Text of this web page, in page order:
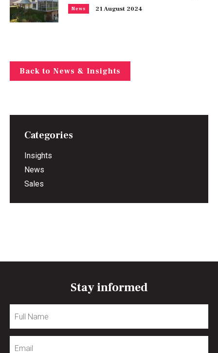
News 21 August 2024
Back to News & Insights
Categories
Insights
News
Sales
Stay informed
Name